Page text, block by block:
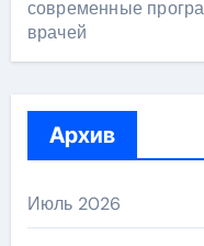
современные
врачей
Архив
Июль 2026